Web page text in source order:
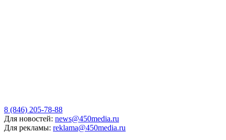
8 (846) 205-78-88
Для новостей: news@450media.ru
Для рекламы: reklama@450media.ru